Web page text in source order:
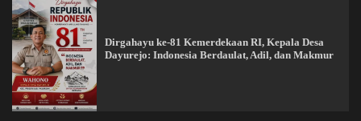
Dirgahayu ke-81 Kemerdekaan RI, Kepala Desa
Dayurejo: Indonesia Berdaulat, Adil, dan Makmur